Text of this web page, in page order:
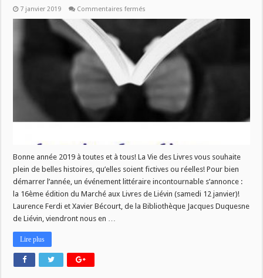
7 janvier 2019 Commentaires fermés
La
Vie
des
Livres
mercredi
9
09h
Bonne année 2019 à toutes et à tous! La Vie des Livres vous souhaite
plein de belles histoires, qu’elles soient fictives ou réelles! Pour bien
démarrer l’année, un événement littéraire incontournable s’annonce :
la 16ème édition du Marché aux Livres de Liévin (samedi 12 janvier)!
Laurence Ferdi et Xavier Bécourt, de la Bibliothèque Jacques Duquesne
de Liévin, viendront nous en …
Lire plus